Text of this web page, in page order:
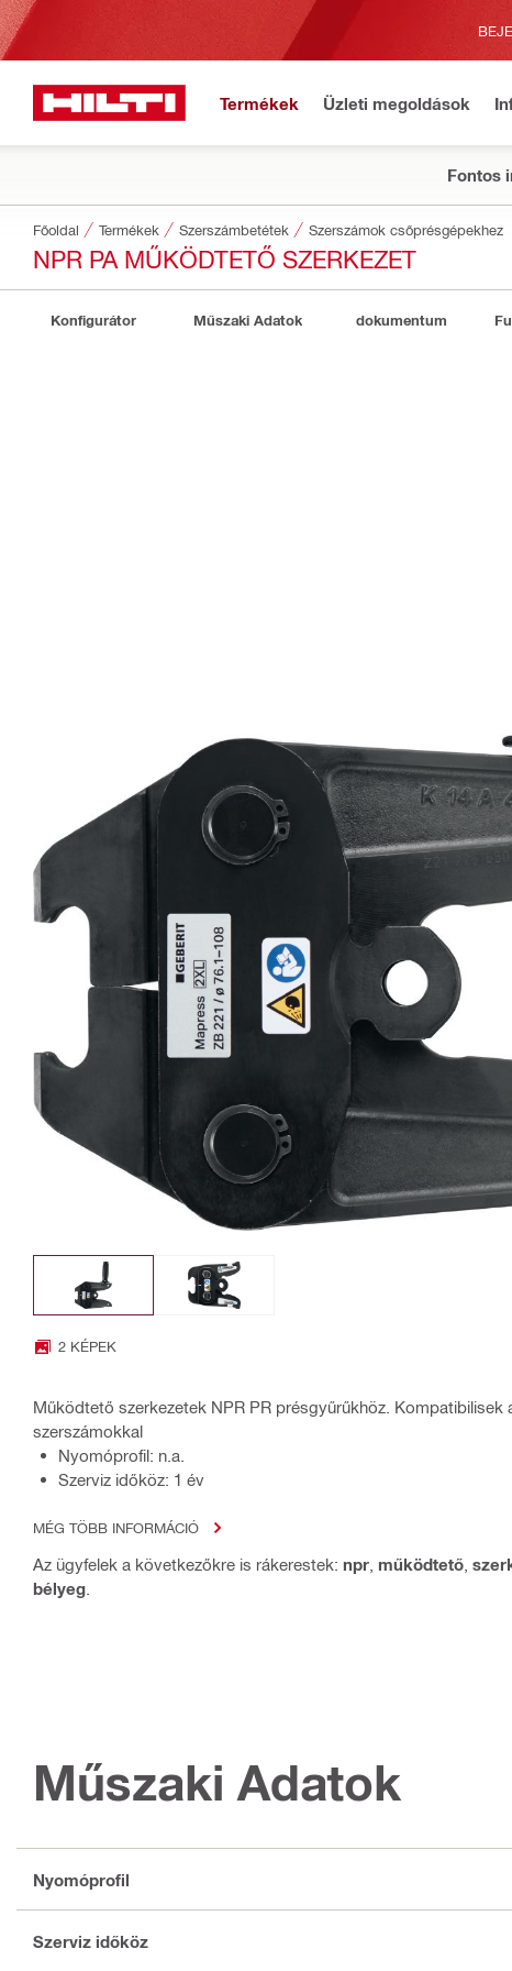
Termékek Üzleti megoldások
Fontos
Főoldal Termékek Szerszámbetétek Szerszámok csőprésgépekhez
NPR PA MŰKÖDTETŐ SZERKEZET
Konfigurátor Műszaki Adatok dokumentum
2 KÉPEK
Működtető szerkezetek NPR PR présgyűrűkhöz. Kompatibilisek
szerszámokkal
Nyomóprofil: n.a.
Szerviz időköz: 1 év
MÉG TÖBB INFORMÁCIÓ
Az ügyfelek a következőkre is rákerestek: npr működtető
bélyeg
Műszaki Adatok
Nyomóprofil
Szerviz időköz